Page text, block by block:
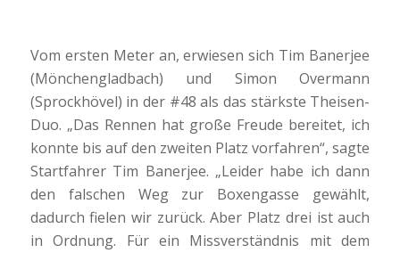
Vom ersten Meter an, erwiesen sich Tim Banerjee
(Mönchengladbach) und Simon Overmann
(Sprockhövel) in der #48 als das stärkste Theisen-
Duo. „Das Rennen hat große Freude bereitet, ich
konnte bis auf den zweiten Platz vorfahren“, sagte
Startfahrer Tim Banerjee. „Leider habe ich dann
den falschen Weg zur Boxengasse gewählt,
dadurch fielen wir zurück. Aber Platz drei ist auch
in Ordnung. Für ein Missverständnis mit dem